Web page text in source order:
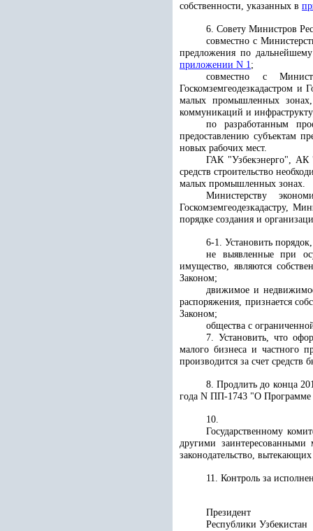
собственности, указанных в
6. Совету Министров
совместно с
предложения по дальнейшему
приложении N 1;
совместно с
Госкомземгеодезкадастром и
малых промышленных
коммуникаций и
по разработанным
предоставлению субъектам
новых рабочих мест.
ГАК "Узбекэнерго", АК
средств строительство
малых промышленных зонах.
Министерству
Госкомземгеодезкадастру,
порядке создания и
6-1. Установить
не выявленные при
имущество, являются
Законом;
движимое и
распоряжения, признается
Законом;
общества с
7. Установить, что
малого бизнеса и частного
производится за счет
8. Продлить до конца
года N ПП-1743 "О Программе
10.
Государственному
другими
законодательство,
11. Контроль за
Президент
Республики